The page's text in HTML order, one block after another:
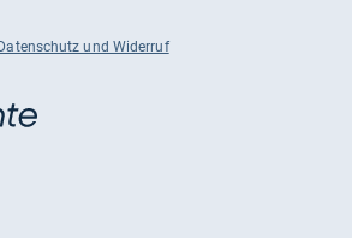
und Widerruf